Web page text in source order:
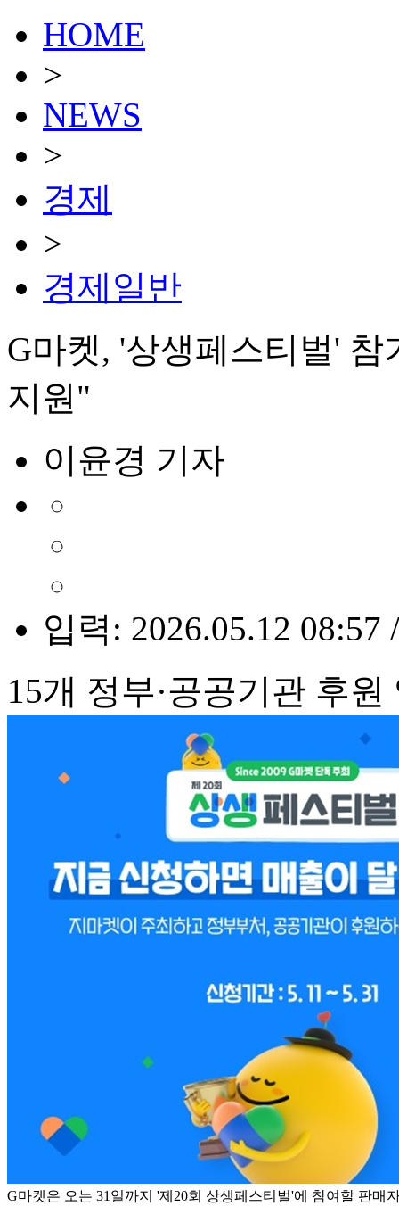
HOME
>
NEWS
>
경제
>
경제일반
G마켓, '상생페스티벌'
지원"
이윤경 기자
입력: 2026.05.12 08:57
15개 정부·공공기관 후원
G마켓은 오는 31일까지 '제20회 상생페스티벌'에 참여할 판매